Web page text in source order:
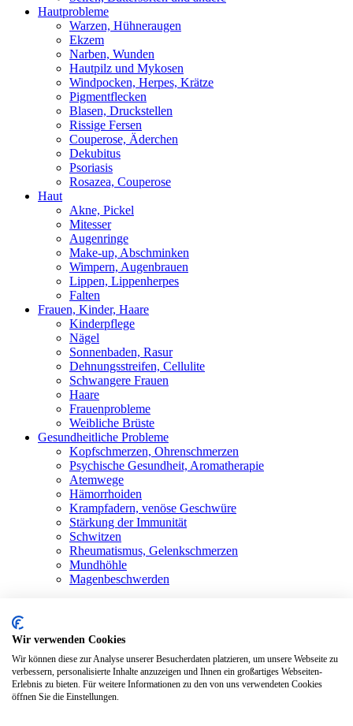
Hautprobleme
Warzen, Hühneraugen
Ekzem
Narben, Wunden
Hautpilz und Mykosen
Windpocken, Herpes, Krätze
Pigmentflecken
Blasen, Druckstellen
Rissige Fersen
Couperose, Äderchen
Dekubitus
Psoriasis
Rosazea, Couperose
Haut
Akne, Pickel
Mitesser
Augenringe
Make-up, Abschminken
Wimpern, Augenbrauen
Lippen, Lippenherpes
Falten
Frauen, Kinder, Haare
Kinderpflege
Nägel
Sonnenbaden, Rasur
Dehnungsstreifen, Cellulite
Schwangere Frauen
Haare
Frauenprobleme
Weibliche Brüste
Gesundheitliche Probleme
Kopfschmerzen, Ohrenschmerzen
Psychische Gesundheit, Aromatherapie
Atemwege
Hämorrhoiden
Krampfadern, venöse Geschwüre
Stärkung der Immunität
Schwitzen
Rheumatismus, Gelenkschmerzen
Mundhöhle
Magenbeschwerden
Bewertungen
Anmelden / Registrieren
Warenkorb
Schließen
Wir verwenden Cookies
Wir können diese zur Analyse unserer Besucherdaten platzieren, um unsere Webseite zu
verbessern, personalisierte Inhalte anzuzeigen und Ihnen ein großartiges Webseiten-
Erlebnis zu bieten. Für weitere Informationen zu den von uns verwendeten Cookies
öffnen Sie die Einstellungen.